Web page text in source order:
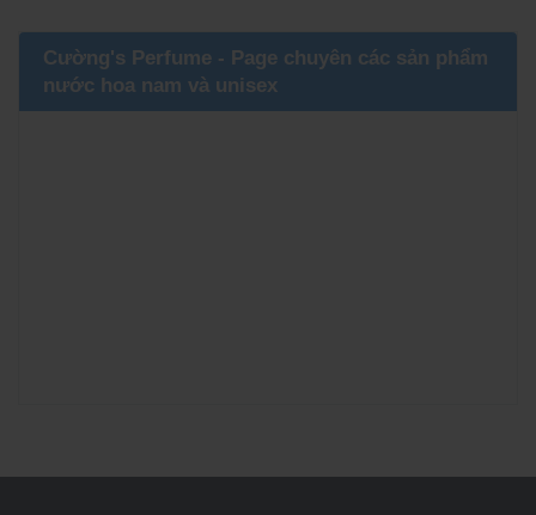
Cường's Perfume - Page chuyên các sản phẩm
nước hoa nam và unisex